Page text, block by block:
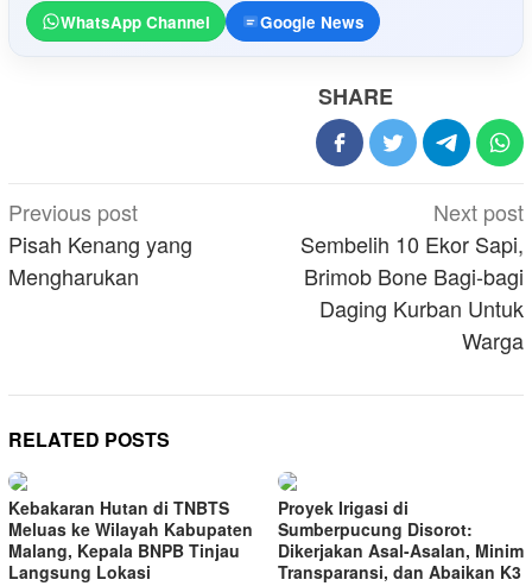
WhatsApp Channel Google News
SHARE
Post
navigation
Previous post
Pisah Kenang yang
Mengharukan
Next post
Sembelih 10 Ekor Sapi,
Brimob Bone Bagi-bagi
Daging Kurban Untuk
Warga
RELATED POSTS
Kebakaran Hutan di TNBTS
Meluas ke Wilayah Kabupaten
Malang, Kepala BNPB Tinjau
Langsung Lokasi
Proyek Irigasi di
Sumberpucung Disorot:
Dikerjakan Asal-Asalan, Minim
Transparansi, dan Abaikan K3